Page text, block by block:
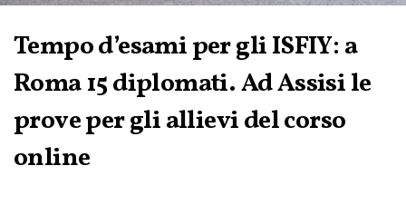
Tempo d’esami per gli ISFIY: a
Roma 15 diplomati. Ad Assisi le
prove per gli allievi del corso
online